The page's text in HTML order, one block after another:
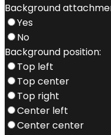
Background
Yes
No
Background position:
Top left
Top center
Top right
Center left
Center center